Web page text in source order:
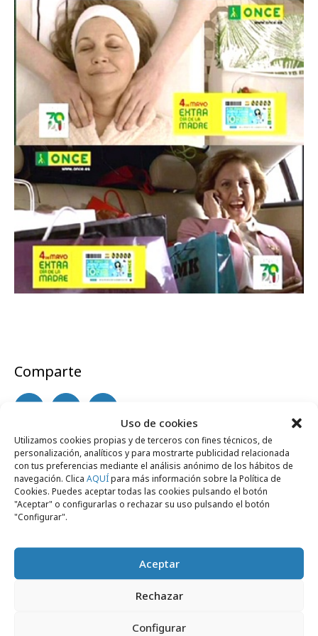
Uso de cookies
Utilizamos cookies propias y de terceros con fines técnicos, de
personalización, analíticos y para mostrarte publicidad relacionada
con tus preferencias mediante el análisis anónimo de los hábitos de
navegación. Clica AQUÍpara más información sobre la Política de
Cookies. Puedes aceptar todas las cookies pulsando el botón
"Aceptar" o configurarlas o rechazar su uso pulsando el botón
"Configurar".
Aceptar
Rechazar
Configurar
Comparte
Noticias Relacionadas
Campañas